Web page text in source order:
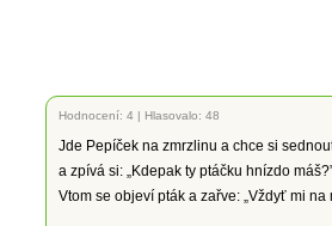
Hodnocení: 4 | Hlasovalo: 48
Jde Pepíček na zmrzlinu a chce si
a zpívá si: „Kdepak ty ptáčku hnízdo
Vtom se objeví pták a zařve: „Vždyť mi na